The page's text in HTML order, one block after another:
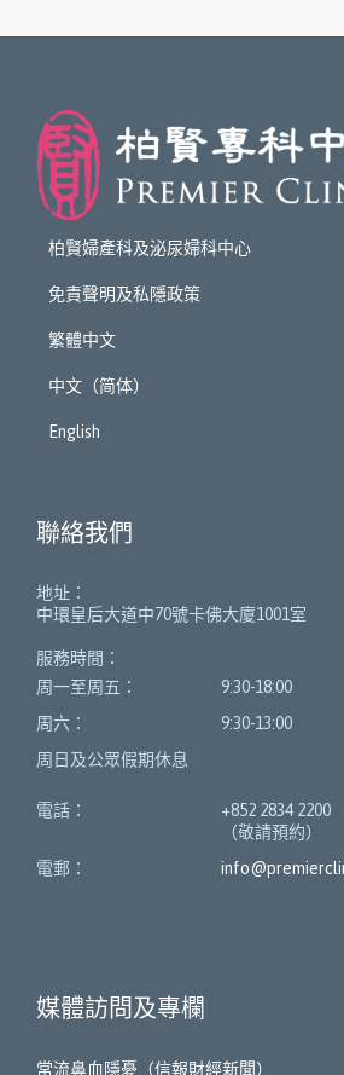
柏賢婦產科及泌尿婦科中心
免責聲明及私隱政策
繁體中文
中文（简体）
English
聯絡我們
地址：
中環皇后大道中70號卡佛大廈1001室
服務時間：
周一至周五：
9:30-18:00
周六：
9:30-13:00
周日及公眾假期休息
電話：
+852 2834 2200
（敬請預約）
電郵：
媒體訪問及專欄
常流鼻血隱憂（信報財經新聞）